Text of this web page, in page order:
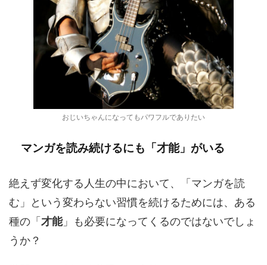
おじいちゃんになってもパワフルでありたい
マンガを読み続けるにも「才能」がいる
絶えず変化する人生の中において、「マンガを読
む」という変わらない習慣を続けるためには、ある
種の「 才能」も必要になってくるのではないでしょ
うか？